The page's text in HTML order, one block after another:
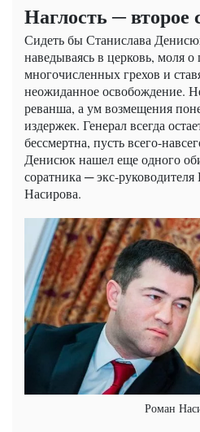
Наглость ─ второе
Сидеть бы Станислава
наведываясь в церковь, моля
многочисленных грехов и
неожиданное освобождение.
реванша, а ум возмещения
издержек. Генерал всегда
бессмертна, пусть всего-
Денисюк нашел еще одного
соратника ─ экс-
Насирова.
Роман